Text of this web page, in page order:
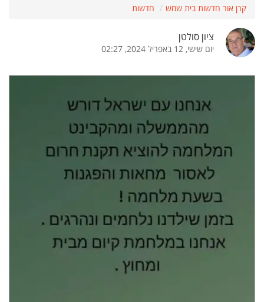
קרן אור חדשות בית שמש חדשות
ציון סולטן
יום שישי, 12 באפריל 2024, 02:27